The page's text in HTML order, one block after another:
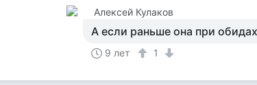
Алексей Кулаков
А если раньше она при
9 лет 1